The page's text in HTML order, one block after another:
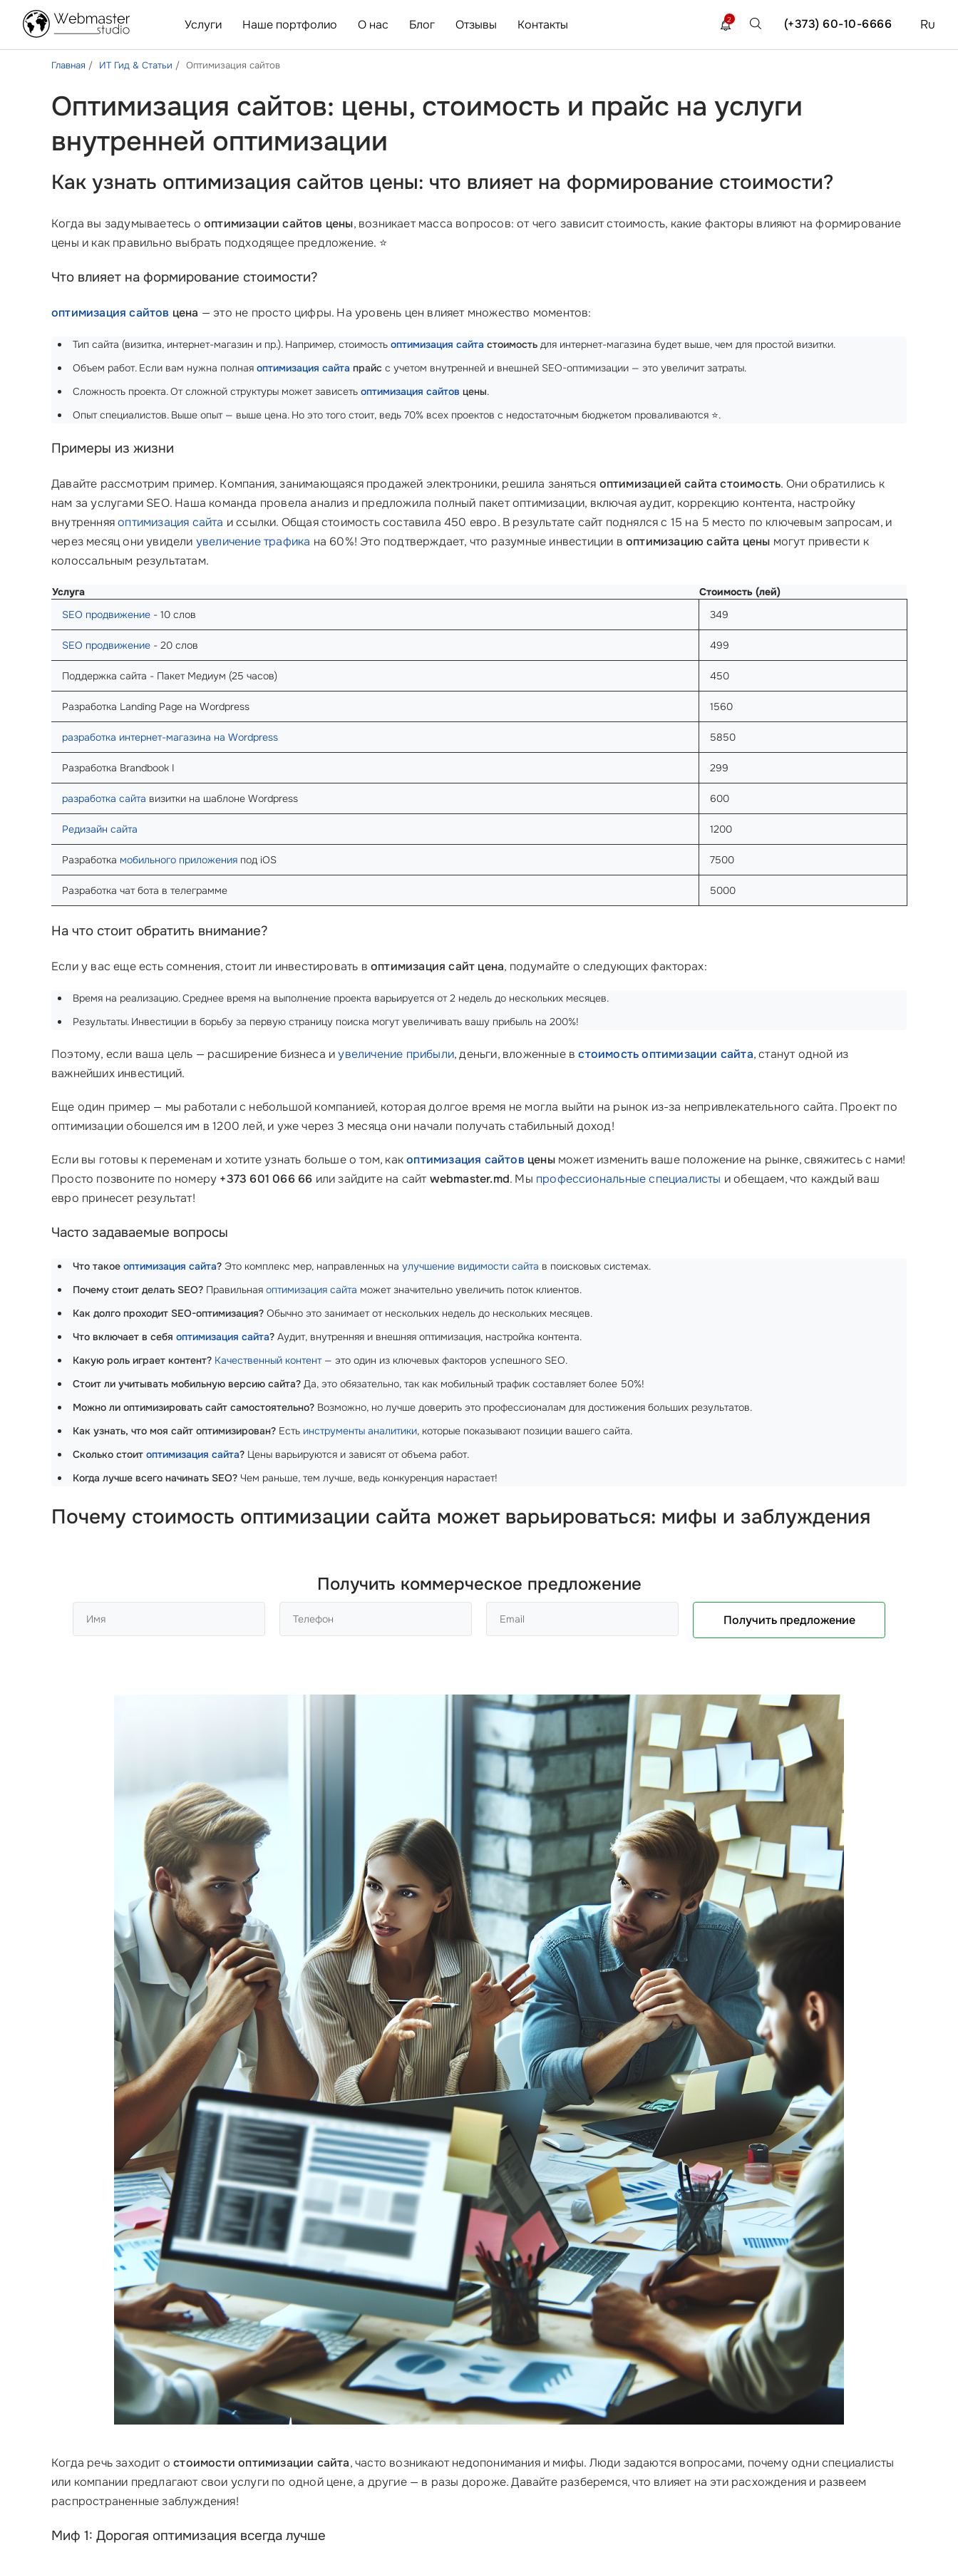
Услуги Наше портфолио О нас Блог Отзывы Контакты Ru
(+373) 60-10-6666
2
Главная ИТ Гид & Статьи Оптимизация сайтов
Оптимизация сайтов: цены, стоимость и прайс на услуги
внутренней оптимизации
Как узнать оптимизация сайтов цены: что влияет на формирование стоимости?
Когда вы задумываетесь о оптимизации сайтов цены, возникает масса вопросов: от чего зависит стоимость, какие факторы влияют на формирование
цены и как правильно выбрать подходящее предложение. ⭐
Что влияет на формирование стоимости?
оптимизация сайтов цена — это не просто цифры. На уровень цен влияет множество моментов:
Тип сайта (визитка, интернет-магазин и пр.). Например, стоимость оптимизация сайта стоимость для интернет-магазина будет выше, чем для простой визитки.
Объем работ. Если вам нужна полная оптимизация сайта прайс с учетом внутренней и внешней SEO-оптимизации — это увеличит затраты.
Сложность проекта. От сложной структуры может зависеть оптимизация сайтов цены.
Опыт специалистов. Выше опыт — выше цена. Но это того стоит, ведь 70% всех проектов с недостаточным бюджетом проваливаются ⭐.
Примеры из жизни
Давайте рассмотрим пример. Компания, занимающаяся продажей электроники, решила заняться оптимизацией сайта стоимость. Они обратились к
нам за услугами SEO. Наша команда провела анализ и предложила полный пакет оптимизации, включая аудит, коррекцию контента, настройку
внутренняяоптимизация сайта и ссылки. Общая стоимость составила 450 евро. В результате сайт поднялся с 15 на 5 место по ключевым запросам, и
через месяц они увидели увеличение трафика на 60%! Это подтверждает, что разумные инвестиции воптимизацию сайта цены могут привести к
колоссальным результатам.
Услуга
Стоимость (лей)
SEO продвижение - 10 слов 349
SEO продвижение - 20 слов 499
Поддержка сайта - Пакет Медиум (25 часов) 450
Разработка Landing Page на Wordpress 1560
разработка интернет-магазина на Wordpress 5850
Разработка Brandbook I 299
разработка сайта визитки на шаблоне Wordpress 600
Редизайн сайта 1200
Разработка мобильного приложения под iOS 7500
Разработка чат бота в телеграмме 5000
На что стоит обратить внимание?
Если у вас еще есть сомнения, стоит ли инвестировать воптимизация сайт цена, подумайте о следующих факторах:
Время на реализацию. Среднее время на выполнение проекта варьируется от 2 недель до нескольких месяцев.
Результаты. Инвестиции в борьбу за первую страницу поиска могут увеличивать вашу прибыль на 200%!
Поэтому, если ваша цель — расширение бизнеса иувеличение прибыли, деньги, вложенные встоимость оптимизации сайта, станут одной из
важнейших инвестиций.
Еще один пример — мы работали с небольшой компанией, которая долгое время не могла выйти на рынок из-за непривлекательного сайта. Проект по
оптимизации обошелся им в 1200 лей, и уже через 3 месяца они начали получать стабильный доход!
Если вы готовы к переменам и хотите узнать больше о том, какоптимизация сайтовценыможет изменить ваше положение на рынке, свяжитесь с нами!
Просто позвоните по номеру +373 601 066 66 или зайдите на сайтwebmaster.md. Мы профессиональные специалисты и обещаем, что каждый ваш
евро принесет результат!
Часто задаваемые вопросы
Что такое оптимизация сайта? Это комплекс мер, направленных на улучшение видимости сайта в поисковых системах.
Почему стоит делать SEO? Правильная оптимизация сайта может значительно увеличить поток клиентов.
Как долго проходит SEO-оптимизация? Обычно это занимает от нескольких недель до нескольких месяцев.
Что включает в себя оптимизация сайта? Аудит, внутренняя и внешняя оптимизация, настройка контента.
Какую роль играет контент? Качественный контент— это один из ключевых факторов успешного SEO.
Стоит ли учитывать мобильную версию сайта? Да, это обязательно, так как мобильный трафик составляет более 50%!
Можно ли оптимизировать сайт самостоятельно? Возможно, но лучше доверить это профессионалам для достижения больших результатов.
Как узнать, что моя сайт оптимизирован? Есть инструменты аналитики, которые показывают позиции вашего сайта.
Сколько стоит оптимизация сайта? Цены варьируются и зависят от объема работ.
Когда лучше всего начинать SEO? Чем раньше, тем лучше, ведь конкуренция нарастает!
Почему стоимость оптимизации сайта может варьироваться: мифы и заблуждения
Получить коммерческое предложение
Получить предложение
Когда речь заходит остоимости оптимизации сайта, часто возникают недопонимания и мифы. Люди задаются вопросами, почему одни специалисты
или компании предлагают свои услуги по одной цене, а другие — в разы дороже. Давайте разберемся, что влияет на эти расхождения и развеем
распространенные заблуждения!
Миф 1: Дорогая оптимизация всегда лучше